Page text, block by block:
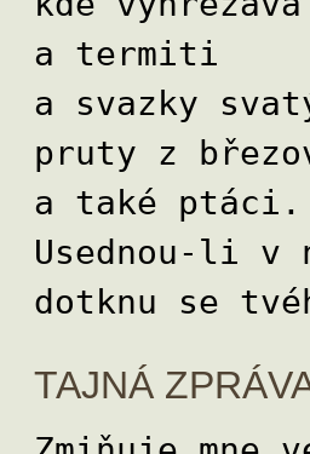
a termiti
a svazky
pruty z
a také ptáci.
Usednou-li
dotknu se
TAJNÁ